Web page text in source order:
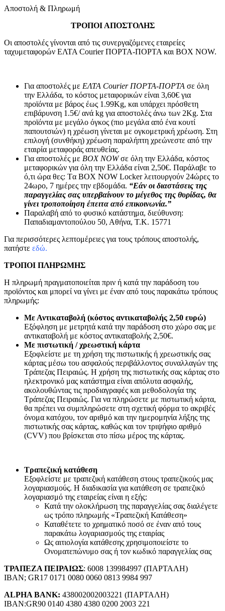
Αποστολή & Πληρωμή
ΤΡΟΠΟΙ ΑΠΟΣΤΟΛΗΣ
Οι αποστολές γίνονται από τις συνεργαζόμενες εταιρείες
ταχυμεταφορών ΕΛΤΑ Courier ΠΟΡΤΑ-ΠΟΡΤΑ και BOX NOW.
Για αποστολές με ΕΛΤΑ Courier ΠΟΡΤΑ-ΠΟΡΤΑ σε όλη
την Ελλάδα, το κόστος μεταφορικών είναι 3,60€ για
προϊόντα με βάρος έως 1.99Kg, και υπάρχει πρόσθετη
επιβάρυνση 1.5€/ ανά kg για αποστολές άνω των 2Κg. Στα
προϊόντα με μεγάλο όγκος (πιο μεγάλα από ένα κουτί
παπουτσιών) η χρέωση γίνεται με ογκομετρική χρέωση. Στη
επιλογή (συνθήκη) χρέωση παραλήπτη χρεώνεστε από την
εταιρία μεταφοράς απευθείας.
Για αποστολές με BOX NOWσε όλη την Ελλάδα, κόστος
μεταφορικών για όλη την Ελλάδα είναι 2,50€. Παράλαβε το
ό,τι ώρα θες: Tα ΒΟΧ ΝΟW Locker λειτουργούν 24ώρες το
24ωρο, 7 ημέρες την εβδομάδα. “Εάν οι διαστάσεις της
παραγγελίας σας υπερβαίνουν το μέγεθος της θυρίδας, θα
γίνει τροποποίηση έπειτα από επικοινωνία.”
Παραλαβή από το φυσικό κατάστημα, διεύθυνση:
Παπαδιαμαντοπούλου 50, Αθήνα, Τ.Κ. 15771
Για περισσότερες λεπτομέρειες για τους τρόπους αποστολής,
πατήστε εδώ.
ΤΡΟΠΟΙ ΠΛΗΡΩΜΗΣ
Η πληρωμή πραγματοποιείται πριν ή κατά την παράδοση του
προϊόντος και μπορεί να γίνει με έναν από τους παρακάτω τρόπους
πληρωμής:
Με Αντικαταβολή (κόστος αντικαταβολής 2,50 ευρώ)
Εξόφληση με μετρητά κατά την παράδοση στο χώρο σας με
αντικαταβολή με κόστος αντικαταβολής 2,50€.
Με πιστωτική / χρεωστική κάρτα
Εξοφλείστε με τη χρήση της πιστωτικής ή χρεωστικής σας
κάρτας μέσω του ασφαλούς περιβάλλοντος συναλλαγών της
Τράπεζας Πειραιώς. Η χρήση της πιστωτικής σας κάρτας στο
ηλεκτρονικό μας κατάστημα είναι απόλυτα ασφαλής,
ακολουθώντας τις προδιαγραφές και μεθοδολογία της
Τράπεζας Πειραιώς. Για να πληρώσετε με πιστωτική κάρτα,
θα πρέπει να συμπληρώσετε στη σχετική φόρμα το ακριβές
όνομα κατόχου, τον αριθμό και την ημερομηνία λήξης της
πιστωτικής σας κάρτας, καθώς και τον τριψήφιο αριθμό
(CVV) που βρίσκεται στο πίσω μέρος της κάρτας.
Τραπεζική κατάθεση
Εξοφλείστε με τραπεζική κατάθεση στους τραπεζικούς μας
λογαριασμούς. Η διαδικασία για κατάθεση σε τραπεζικό
λογαριασμό της εταιρείας είναι η εξής:
Κατά την ολοκλήρωση της παραγγελίας σας διαλέγετε
ως τρόπο πληρωμής «Τραπεζική Κατάθεση»
Καταθέτετε το χρηματικό ποσό σε έναν από τους
παρακάτω λογαριασμούς της εταιρίας
Ως αιτιολογία κατάθεσης χρησιμοποιείστε το
Ονοματεπώνυμο σας ή τον κωδικό παραγγελίας σας
ΤΡΑΠΕΖΑ ΠΕΙΡΑΙΩΣ: 6008 139984997 (ΠΑΡΤΑΛΗ)
IBAN; GR17 0171 0080 0060 0813 9984 997
ALPHA BANK: 438002002003221 (ΠΑΡΤΑΛΗ)
IBAN:GR90 0140 4380 4380 0200 2003 221